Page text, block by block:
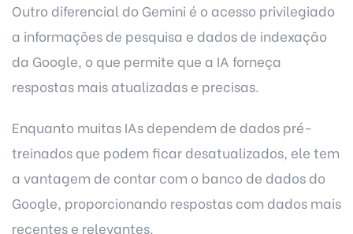
Outro diferencial do Gemini é o acesso privilegiado
a informações de pesquisa e dados de indexação
da Google, o que permite que a IA forneça
respostas mais atualizadas e precisas.
Enquanto muitas IAs dependem de dados pré-
treinados que podem ficar desatualizados, ele tem
a vantagem de contar com o banco de dados do
Google, proporcionando respostas com dados mais
recentes e relevantes.